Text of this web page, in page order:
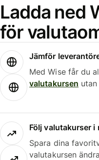
Ladda ned
för
Jämför
Med Wise får du
valutakursen
Följ valutakurser i
Spara dina
valutakursen